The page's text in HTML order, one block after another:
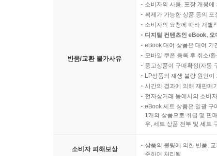
반품/교환 불가사유
소비자의 사용, 포장 개봉
복제가 가능한 상품 등의
소비자의 요청에 따라 개별
디지털 컨텐츠인 eBook,
eBook 대여 상품은 대여 기
모바일 쿠폰 등록 후 취소/
중고상품이 구매확정(자동
LP상품의 재생 불량 원인
시간의 경과에 의해 재판매
전자상거래 등에서의 소비
eBook 세트 상품은 일괄 구
1개의 상품으로 취급 및 판
우, 세트 상품 전부 및 세트
소비자 피해보상
상품의 불량에 의한 반품,
준하여 처리됨